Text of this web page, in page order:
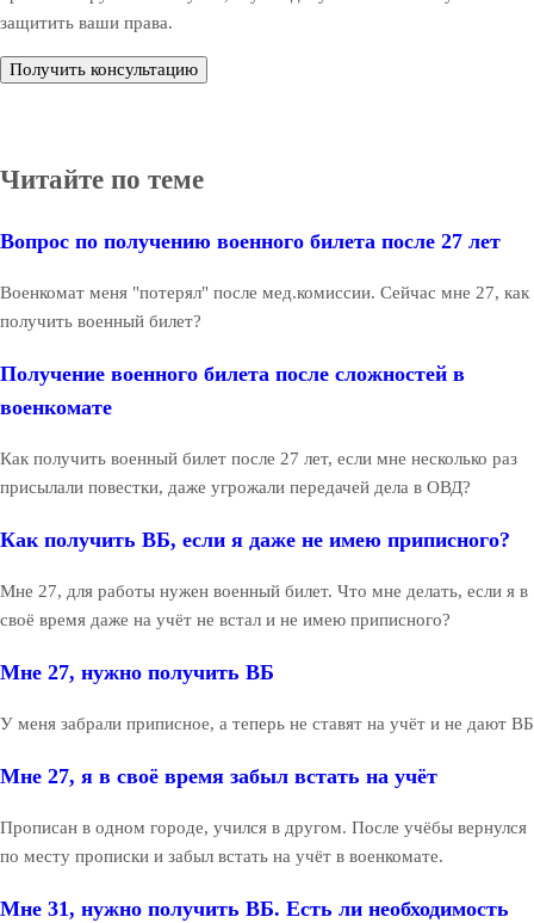
защитить ваши права.
Получить консультацию
Читайте по теме
Вопрос по получению военного билета после 27 лет
Военкомат меня "потерял" после мед.комиссии. Сейчас мне 27, как
получить военный билет?
Получение военного билета после сложностей в
военкомате
Как получить военный билет после 27 лет, если мне несколько раз
присылали повестки, даже угрожали передачей дела в ОВД?
Как получить ВБ, если я даже не имею приписного?
Мне 27, для работы нужен военный билет. Что мне делать, если я в
своё время даже на учёт не встал и не имею приписного?
Мне 27, нужно получить ВБ
У меня забрали приписное, а теперь не ставят на учёт и не дают ВБ
Мне 27, я в своё время забыл встать на учёт
Прописан в одном городе, учился в другом. После учёбы вернулся
по месту прописки и забыл встать на учёт в военкомате.
Мне 31, нужно получить ВБ. Есть ли необходимость